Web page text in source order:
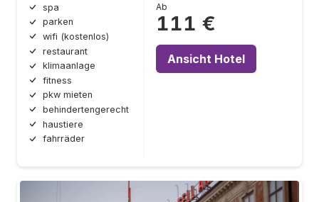
spa
parken
wifi (kostenlos)
restaurant
klimaanlage
fitness
pkw mieten
behindertengerecht
haustiere
fahrräder
Ab
111 €
Ansicht Hotel